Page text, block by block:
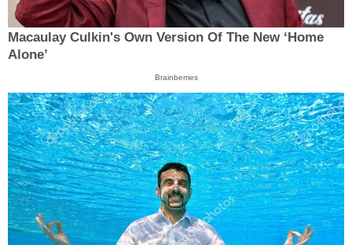
Macaulay Culkin's Own Version Of The New ‘Home
Alone’
Brainberries